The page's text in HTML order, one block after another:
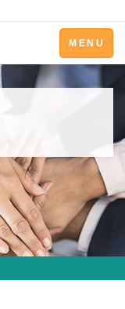
Toggle
navigation
MENU